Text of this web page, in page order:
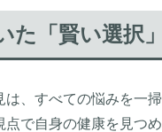
た「賢い選択
、すべての悩みを一
で自身の健康を見つ